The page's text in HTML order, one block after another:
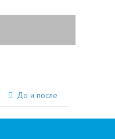
До и после